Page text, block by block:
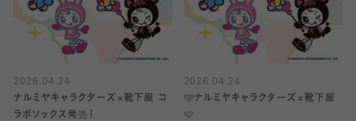
2026.04.24
ナルミヤキャラクターズ×靴下屋 コ
ラボソックス発売！
2026.04.24
🩵ナルミヤキャラクターズ×靴下屋
🩷